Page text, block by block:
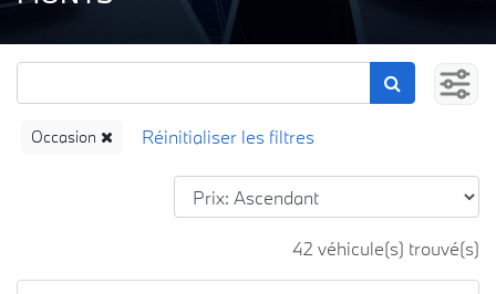
Occasion
42 véhicule(s) trouvé(s)